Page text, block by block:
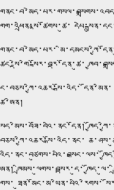
གློག་འཕྲིན་སྣ་ཚོགས་ཚུ་
གནང་བ་མེད་པར་
ཚོང་སྡེ་གི་སྐོར་བརྡ་དོན་ཚུ་
ང་བཅས་ཀྱི་འཆར་སྒོ་འདི་
ཚུ་ཨིན།
སྤྱོད་མིས་བཟོ་བའི་ནང་དོན།
བཅས་ཀྱི་འཆར་སྒོ་འདི་ནང་
འདི་ནང་བཙུགས་པའི་བསྒང་ལས་
ཨིན། ཁྲིམས་ལུགས་བསྟར་དུ་
གིས་ ཐུན་མོང་མ་ཡིན་པའི་རིགས་